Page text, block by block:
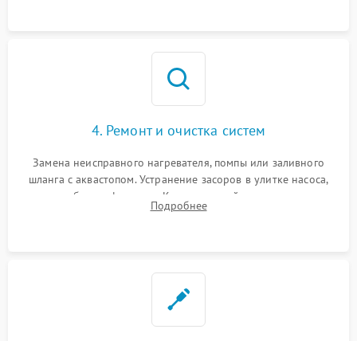
4. Ремонт и очистка систем
Замена неисправного нагревателя, помпы или заливного
шланга с аквастопом. Устранение засоров в улитке насоса,
патрубках и фильтрах. Компонентный ремонт платы
управления, восстановление поврежденной проводки.
Подробнее